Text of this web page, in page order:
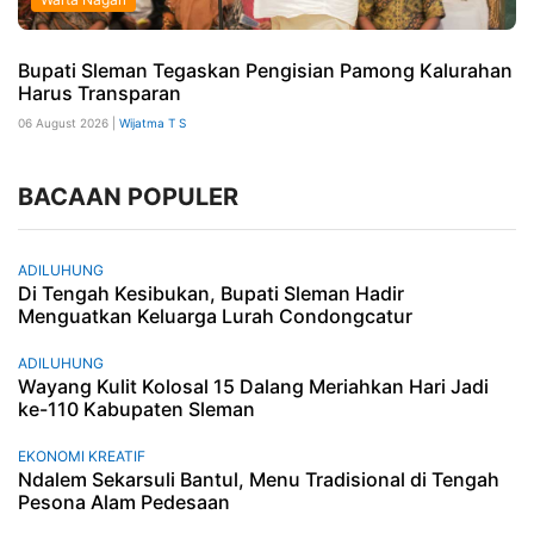
Bupati Sleman Tegaskan Pengisian Pamong Kalurahan
Harus Transparan
06 August 2026 | Wijatma T S
BACAAN POPULER
ADILUHUNG
Di Tengah Kesibukan, Bupati Sleman Hadir
Menguatkan Keluarga Lurah Condongcatur
ADILUHUNG
Wayang Kulit Kolosal 15 Dalang Meriahkan Hari Jadi
ke-110 Kabupaten Sleman
EKONOMI KREATIF
Ndalem Sekarsuli Bantul, Menu Tradisional di Tengah
Pesona Alam Pedesaan